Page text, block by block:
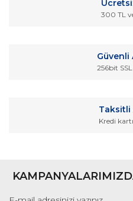
Ürün fiyatı diğer sitelerden
300 TL
Güvenli
256bit
Taksitli
Kredi